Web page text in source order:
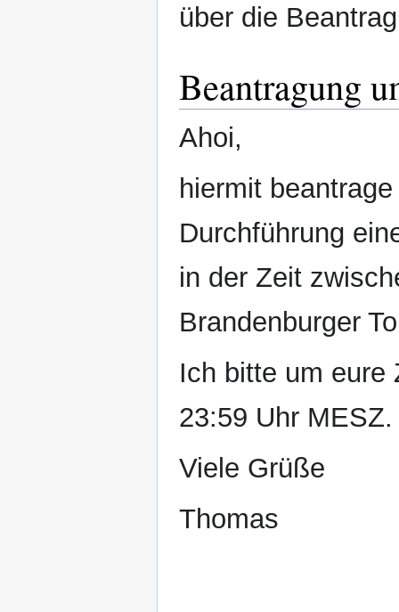
über die
Beantragung
Ahoi,
hiermit
Durchführung
in der Zeit
Brandenburger
Ich bitte um eure
23:59 Uhr MESZ.
Viele Grüße
Thomas